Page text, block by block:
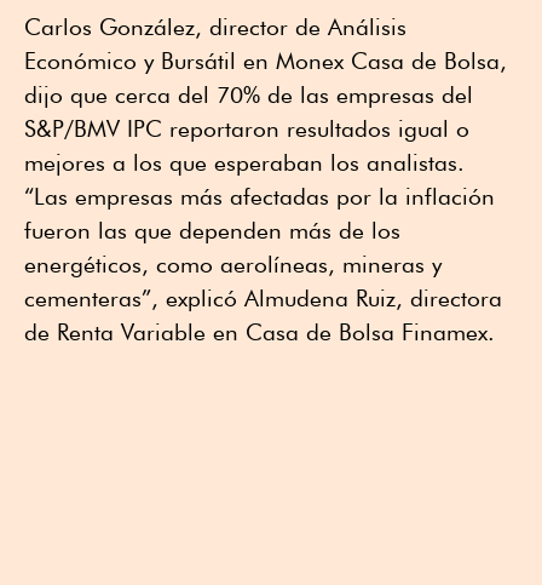
Carlos González, director de Análisis
Económico y Bursátil en Monex Casa de Bolsa,
dijo que cerca del 70% de las empresas del
S&P/BMV IPC reportaron resultados igual o
mejores a los que esperaban los analistas.
“Las empresas más afectadas por la inflación
fueron las que dependen más de los
energéticos, como aerolíneas, mineras y
cementeras”, explicó Almudena Ruiz, directora
de Renta Variable en Casa de Bolsa Finamex.